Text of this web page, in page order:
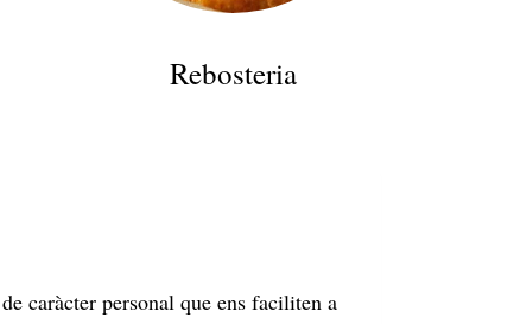
Rebosteria
caràcter personal que ens faciliten a